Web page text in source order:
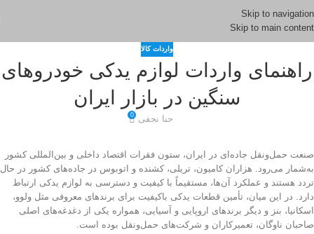
Skip to navigation
Skip to main content
واردات کالا
راهنمای واردات لوازم یدکی خودروهای
سنگین در بازار ایران
حنا نجفی 0
صنعت حمل‌ونقل جاده‌ای در ایران، ستون فقرات اقتصاد داخلی و بین‌المللی کشور
به‌شمار می‌رود. هزاران کامیون، تریلی، کشنده و اتوبوس در جاده‌های کشور در حال
تردد هستند و عملکرد آن‌ها، مستقیماً با کیفیت و دسترسی به لوازم یدکی ارتباط
دارد. در این میان، تأمین قطعات یدکی باکیفیت برای برندهای معروفی مثل ولوو،
اسکانیا، بنز و دیگر برندهای اروپایی و آسیایی، همواره یکی از دغدغه‌های اصلی
صاحبان ناوگان، تعمیرکاران و شرکت‌های حمل‌ونقل بوده است.